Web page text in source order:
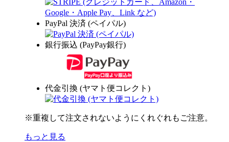
PayPal 決済 (ペイパル)
銀行振込 (PayPay銀行)
代金引換 (ヤマト便コレクト)
※重複して注文されないようにくれぐれもご注意。
もっと見る